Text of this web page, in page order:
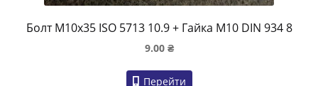
Болт M10x35 ISO 5713 10.9 + Гайка M10 DIN 934 8
9.00 ₴
Перейти